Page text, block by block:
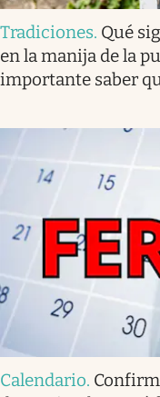
Tradiciones. Qué
en la manija de la
importante saber
Calendario.